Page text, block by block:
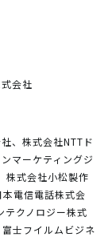
会社
、株式会社NTTド
マーケティングジ
株式会社小松製作
電信電話株式会
テクノロジー株式
士フイルムビジネ